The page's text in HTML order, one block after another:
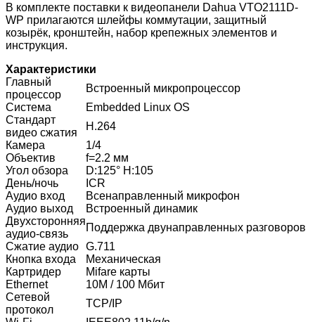
В комплекте поставки к видеопанели Dahua VTO2111D-
WP прилагаются шлейфы коммутации, защитный
козырёк, кронштейн, набор крепежных элементов и
инструкция.
Характеристики
Главный
процессор
Встроенный микропроцессор
Система
Embedded Linux OS
Стандарт
видео сжатия
H.264
Камера
1/4
Объектив
f=2.2 мм
Угол обзора
D:125° H:105
День/ночь
ICR
Аудио вход
Всенаправленный микрофон
Аудио выход
Встроенный динамик
Двухсторонняя
аудио-связь
Поддержка двунаправленных разговоров
Сжатие аудио G.711
Кнопка входа
Механическая
Картридер
Mifare карты
Ethernet
10M / 100 Мбит
Сетевой
протокол
TCP/IP